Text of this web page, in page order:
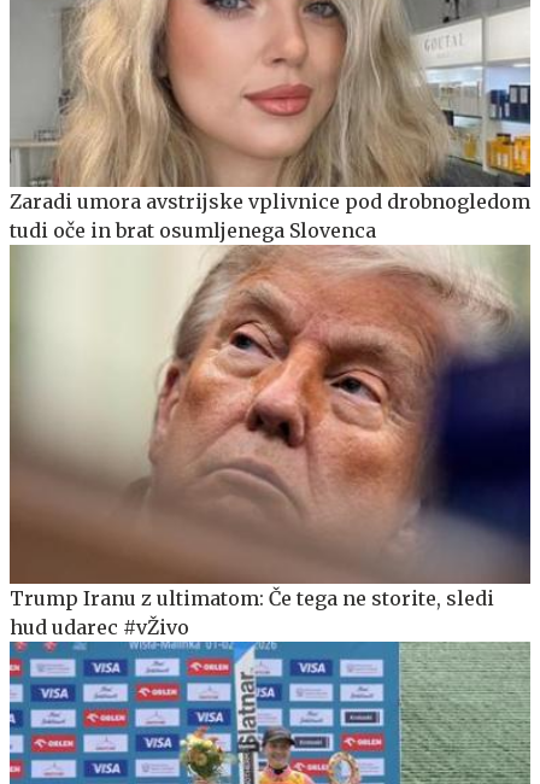
Zaradi umora avstrijske vplivnice pod drobnogledom
tudi oče in brat osumljenega Slovenca
Trump Iranu z ultimatom: Če tega ne storite, sledi
hud udarec #vŽivo